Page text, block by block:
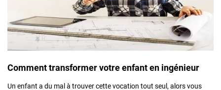
Comment transformer votre enfant en ingénieur
Un enfant a du mal à trouver cette vocation tout seul, alors vous